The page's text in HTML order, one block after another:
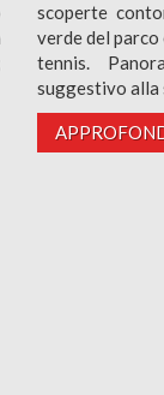
scoperte
verde del parco
tennis.
suggestivo alla